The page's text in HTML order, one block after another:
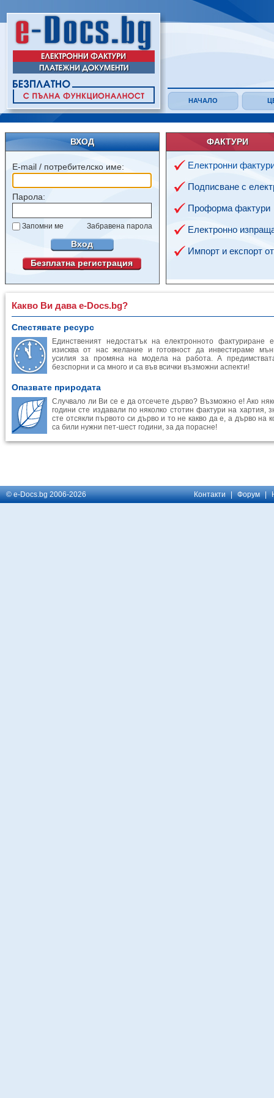
НАЧАЛО
ВХОД
E-mail / потребителско име:
Парола:
Запомни ме Забравена парола
Вход
Безплатна регистрация
ФАКТУРИ
Електронни
Подписване с
Проформа фактури
Електронно
Импорт и експорт
Какво Ви дава e-Docs.bg?
Спестявате ресурс
Единственият недостатък на електронното фактуриране
изисква от нас желание и готовност да инвестираме
усилия за промяна на модела на работа. А
безспорни и са много и са във всички възможни аспекти!
Опазвате природата
Случвало ли Ви се е да отсечете дърво? Възможно е! Ако
години сте издавали по няколко стотин фактури на хартия,
сте отсякли първото си дърво и то не какво да е, а дърво на
са били нужни пет-шест години, за да порасне!
© e-Docs.bg 2006-2026 Контакти | Форум |